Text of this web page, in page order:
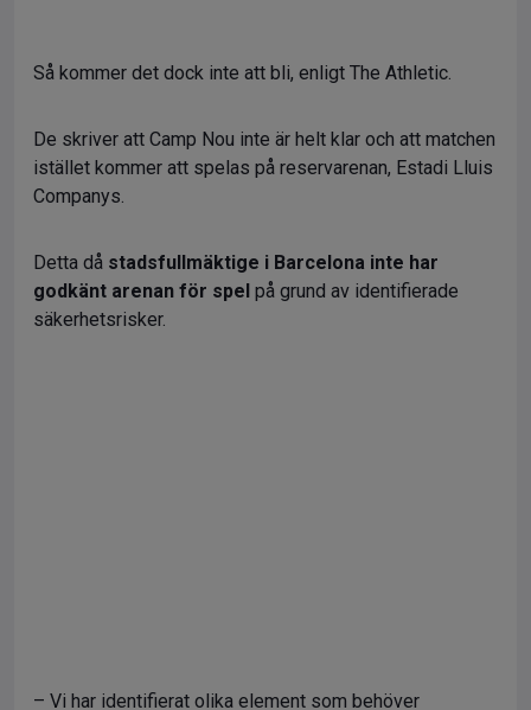
Så kommer det dock inte att bli, enligt The Athletic.
De skriver att Camp Nou inte är helt klar och att matchen
istället kommer att spelas på reservarenan, Estadi Lluis
Companys.
Detta då stadsfullmäktige i Barcelona inte har
godkänt arenan för spel på grund av identifierade
säkerhetsrisker.
– Vi har identifierat olika element som behöver